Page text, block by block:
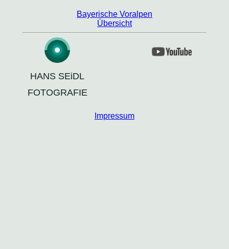
Bayerische Voralpen
Übersicht
HANS SEiDL
FOTOGRAFIE
Impressum